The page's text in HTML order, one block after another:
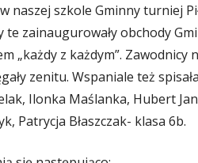
naszej szkole Gminny turniej
te zainaugurowały obchody
„każdy z każdym”. Zawodnicy
zenitu. Wspaniale też
Ilonka Maślanka, Hubert
Patrycja Błaszczak- klasa 6b.